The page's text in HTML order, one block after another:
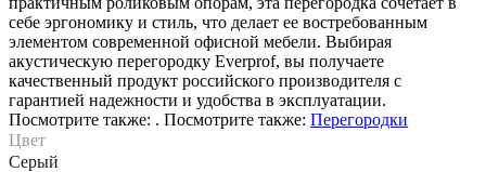
себе эргономику и стиль, что делает ее востребованным
элементом современной офисной мебели. Выбирая
акустическую перегородку Everprof, вы получаете
качественный продукт российского производителя с
гарантией надежности и удобства в эксплуатации.
Посмотрите также: . Посмотрите также: Перегородки
Цвет
Серый